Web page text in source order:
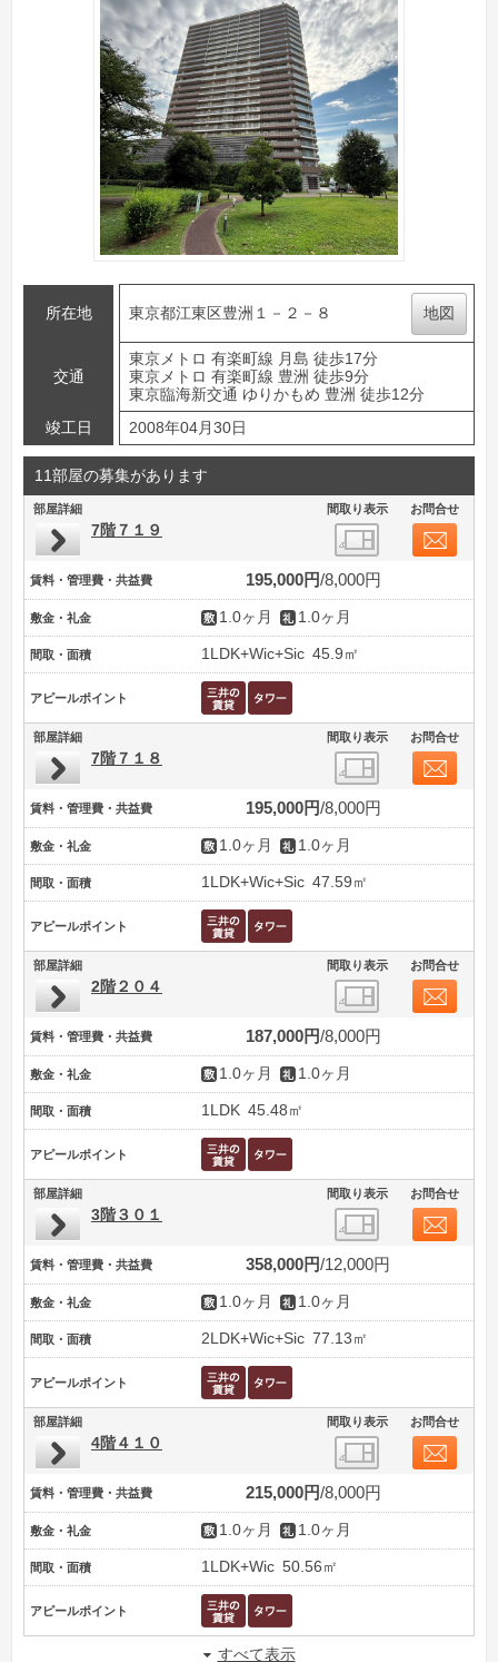
所在地 東京都江東区豊洲１－２－８ 地図
交通
東京メトロ 有楽町線 月島 徒歩17分
東京メトロ 有楽町線 豊洲 徒歩9分
東京臨海新交通 ゆりかもめ 豊洲 徒歩12分
竣工日
2008年04月30日
11部屋の募集があります
部屋詳細 間取り表示 お問合せ
7階７１９
賃料・管理費・共益費 195,000円 8,000円
敷金・礼金 1.0ヶ月 1.0ヶ月
間取・面積 1LDK+Wic+Sic 45.9㎡
アピールポイント
部屋詳細 間取り表示 お問合せ
7階７１８
賃料・管理費・共益費 195,000円 8,000円
敷金・礼金 1.0ヶ月 1.0ヶ月
間取・面積 1LDK+Wic+Sic 47.59㎡
アピールポイント
部屋詳細 間取り表示 お問合せ
2階２０４
賃料・管理費・共益費 187,000円 8,000円
敷金・礼金 1.0ヶ月 1.0ヶ月
間取・面積 1LDK 45.48㎡
アピールポイント
部屋詳細 間取り表示 お問合せ
3階３０１
賃料・管理費・共益費 358,000円 12,000円
敷金・礼金 1.0ヶ月 1.0ヶ月
間取・面積 2LDK+Wic+Sic 77.13㎡
アピールポイント
部屋詳細 間取り表示 お問合せ
4階４１０
賃料・管理費・共益費 215,000円 8,000円
敷金・礼金 1.0ヶ月 1.0ヶ月
間取・面積 1LDK+Wic 50.56㎡
アピールポイント
すべて表示